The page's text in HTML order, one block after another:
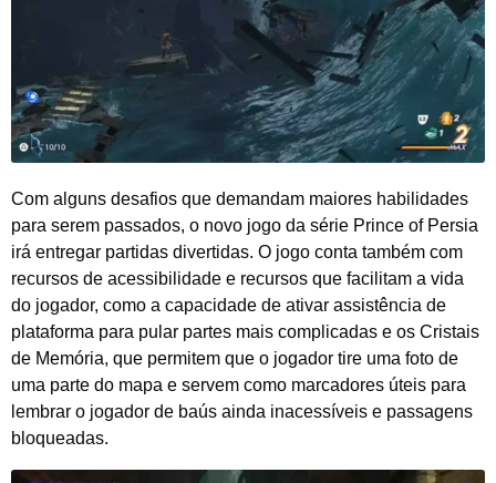
Com alguns desafios que demandam maiores habilidades
para serem passados, o novo jogo da série Prince of Persia
irá entregar partidas divertidas. O jogo conta também com
recursos de acessibilidade e recursos que facilitam a vida
do jogador, como a capacidade de ativar assistência de
plataforma para pular partes mais complicadas e os Cristais
de Memória, que permitem que o jogador tire uma foto de
uma parte do mapa e servem como marcadores úteis para
lembrar o jogador de baús ainda inacessíveis e passagens
bloqueadas.